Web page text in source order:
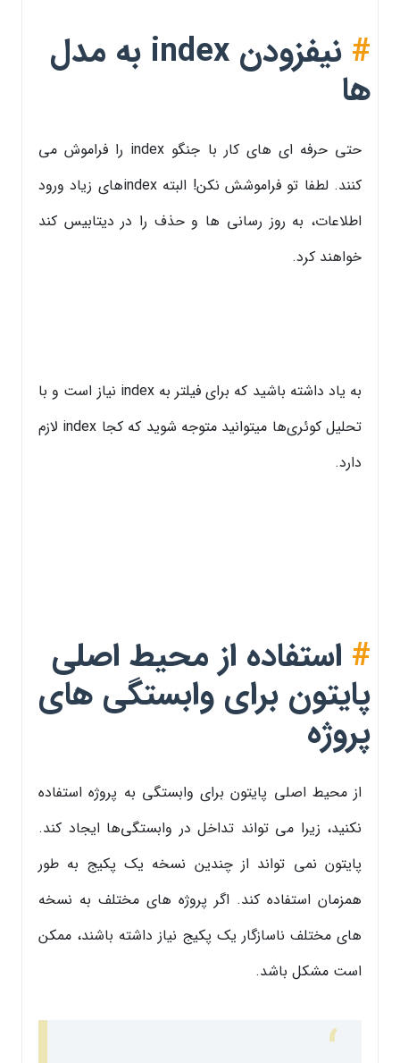
# نیفزودن index به مدل
ها
حتی حرفه ای های کار با جنگو index را فراموش می
کنند. لطفا تو فراموشش نکن! البته indexهای زیاد ورود
اطلاعات، به روز رسانی ها و حذف را در دیتابیس کند
خواهند کرد.
به یاد داشته باشید که برای فیلتر به index نیاز است و با
تحلیل کوئری‌ها میتوانید متوجه شوید که کجا index لازم
دارد.
# استفاده از محیط اصلی
پایتون برای وابستگی های
پروژه
از محیط اصلی پایتون برای وابستگی به پروژه استفاده
نکنید، زیرا می تواند تداخل در وابستگی‌ها ایجاد کند.
پایتون نمی تواند از چندین نسخه یک پکیج به طور
همزمان استفاده کند. اگر پروژه های مختلف به نسخه
های مختلف ناسازگار یک پکیج نیاز داشته باشند، ممکن
است مشکل باشد.